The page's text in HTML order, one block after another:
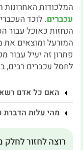
המלכודות האחרונות
עכברים. לוכד
הנחזות כאוכל עבור
המורעל ומוצאים
פתרון זה יעיל
לחסל עכברים רבים,
האם כל אדם
מהי עלות הדברת
רוצה לחזור